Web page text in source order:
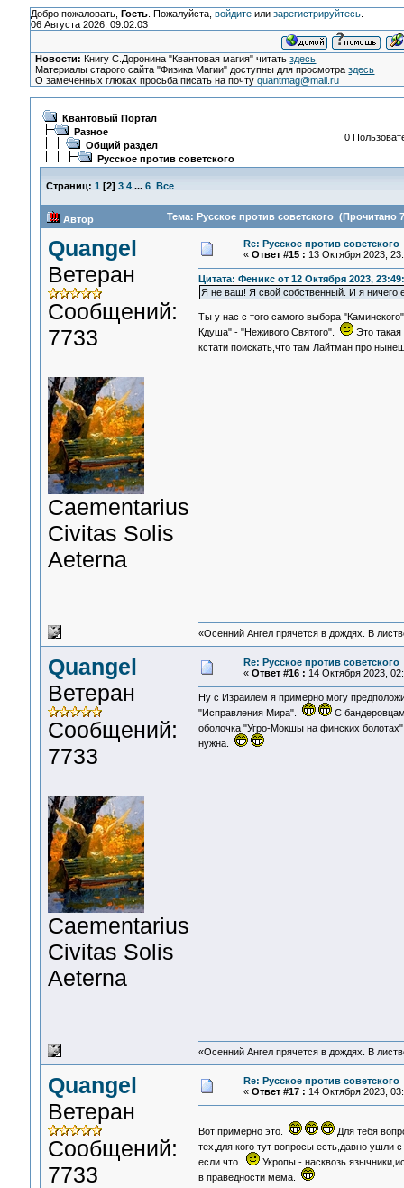
Добро пожаловать, Гость. Пожалуйста, войдитеили зарегистрируйтесь.
06 Августа 2026, 09:02:03
Новости: Книгу С.Доронина "Квантовая магия" читатьздесь
Материалы старого сайта "Физика Магии" доступны для просмотраздесь
О замеченных глюках просьба писать на почтуquantmag@mail.ru
Квантовый Портал
Разное
Общий раздел
Русское против советского
0
Страниц: 1 [2] 3 4 ... 6 Все
Автор Тема: Русское против советского (Прочитано
Quangel
Ветеран
Сообщений:
7733
Сaementarius
Civitas Solis
Aeterna
Re: Русское против советского
« Ответ #15 : 13 Октября 2023,
Цитата: Феникс от 12 Октября 2023,
Я не ваш! Я свой собственный. И я ничего
Ты у нас с того самого выбора
Кдуша" - "Неживого Святого".
Это такая
кстати поискать,что там Лайтман про
«Осенний Ангел прячется в дождях. В
Quangel
Ветеран
Сообщений:
7733
Сaementarius
Civitas Solis
Aeterna
Re: Русское против советского
« Ответ #16 : 14 Октября 2023,
Ну с Израилем я примерно могу
"Исправления Мира".
С
оболочка "Угро-Мокшы на финских
нужна.
«Осенний Ангел прячется в дождях. В
Quangel
Ветеран
Сообщений:
7733
Re: Русское против советского
« Ответ #17 : 14 Октября 2023,
Вот примерно это.
Для тебя
тех,для кого тут вопросы есть,давно
если что.
Укропы - насквозь
в праведности мема.